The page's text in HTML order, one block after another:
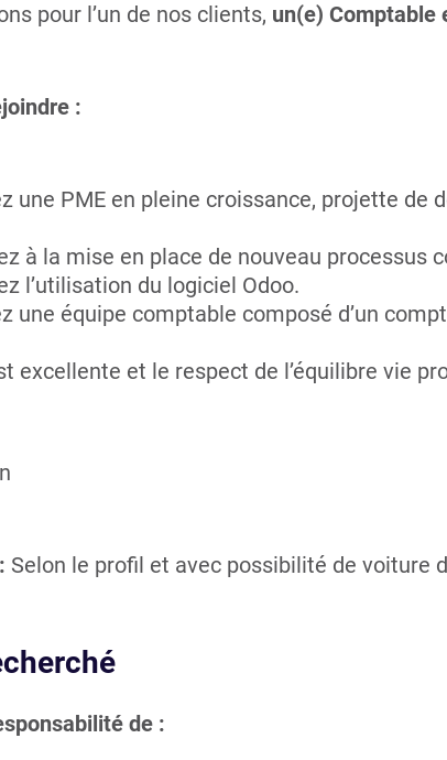
pour l’un de nos clients, un(e) Comptable
:
une PME en pleine croissance, projette de
à la mise en place de nouveau processus
l’utilisation du logiciel Odoo.
une équipe comptable composé d’un
excellente et le respect de l’équilibre vie
Selon le profil et avec possibilité de voiture
de :